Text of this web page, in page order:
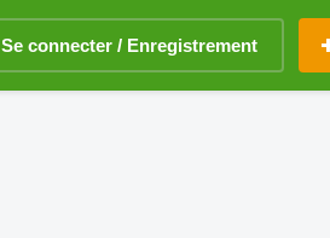
Se connecter / Enregistrement